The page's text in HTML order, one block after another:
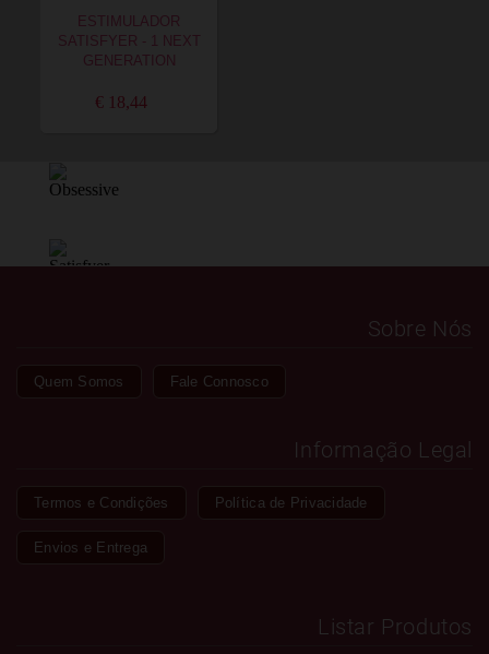
ESTIMULADOR
SATISFYER - 1 NEXT
GENERATION
€ 18,44
Sobre Nós
Quem Somos Fale Connosco
Informação Legal
Termos e Condições Política de Privacidade
Envios e Entrega
Listar Produtos